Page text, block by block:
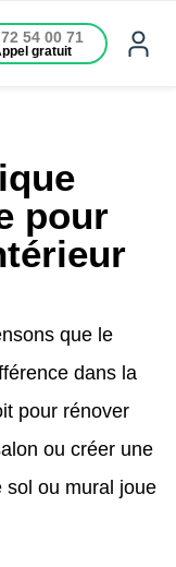
54 00 71
gratuit
pour
que le
dans la
pour rénover
ou créer une
sol ou mural joue